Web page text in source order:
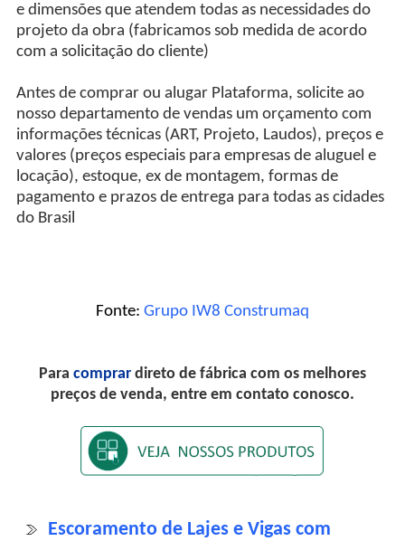
e dimensões que atendem todas as necessidades do
projeto da obra (fabricamos sob medida de acordo
com a solicitação do cliente)
Antes de comprar ou alugar Plataforma, solicite ao
nosso departamento de vendas um orçamento com
informações técnicas (ART, Projeto, Laudos), preços e
valores (preços especiais para empresas de aluguel e
locação), estoque, ex de montagem, formas de
pagamento e prazos de entrega para todas as cidades
do Brasil
Fonte: Grupo IW8 Construmaq
Para comprar direto de fábrica com os melhores
preços de venda, entre em contato conosco.
Escoramento de Lajes e Vigas com